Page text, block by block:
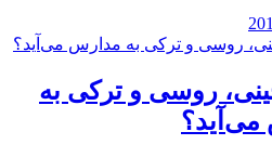
روسی و ترکی به